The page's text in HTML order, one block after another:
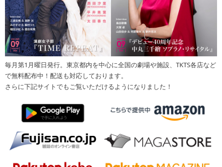
毎月第1月曜日発行。東京都内を中心に全国の劇場や施設、TKTS各店など
で無料配布中！配送も対応しております。
さらに下記サイトでもご覧いただけるようになりました！